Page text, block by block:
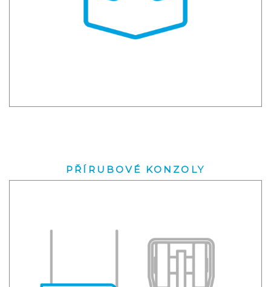
PŘÍRUBOVÉ KONZOLY